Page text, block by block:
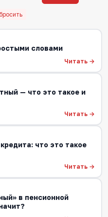
словами
Читать →
— что это такое и
Читать →
что это такое
Читать →
в пенсионной